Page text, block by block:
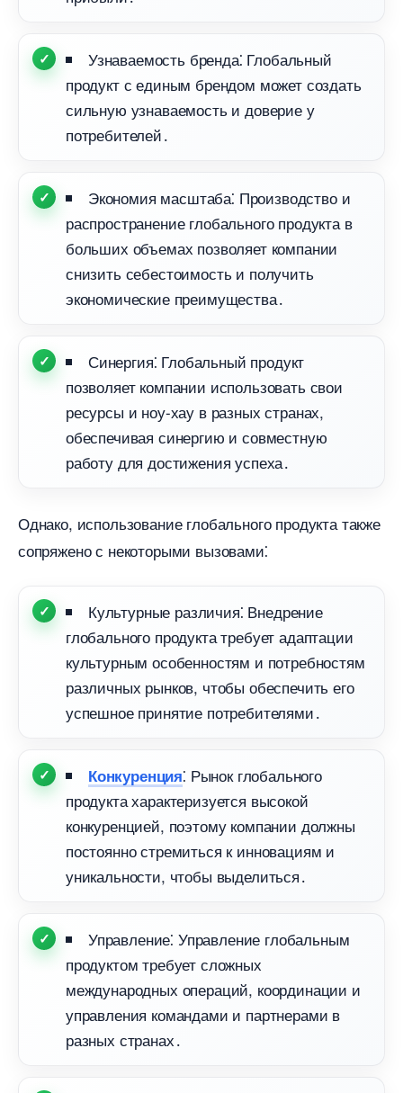
Узнаваемость бренда⁚ Глобальный
продукт с единым брендом может создать
сильную узнаваемость и доверие у
потребителей․
Экономия масштаба⁚ Производство и
распространение глобального продукта
ольших объемах позволяет компании
снизить себестоимость и получить
экономические преимущества․
Синергия⁚ Глобальный продукт
позволяет компании использовать свои
ресурсы и ноу-хау в разных странах,
обеспечивая синергию и совместную
работу для достижения успеха․
Однако, использование глобального продукта также
сопряжено с некоторыми вызовами⁚
Культурные различия⁚ Внедрение
лобального продукта требует адаптации
культурным особенностям и потребностям
различных рынков, чтобы обеспечить его
успешное принятие потребителями․
Конкуренция⁚ Рынок глобального
продукта характеризуется высокой
конкуренцией, поэтому компании должны
постоянно стремиться к инновациям и
уникальности, чтобы выделиться․
Управление⁚ Управление глобальным
продуктом требует сложных
международных операций, координации и
управления командами и партнерами
разных странах․